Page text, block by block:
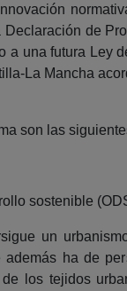
de
una futura Ley
La Mancha
son las
sostenible
un
ha de
los tejidos